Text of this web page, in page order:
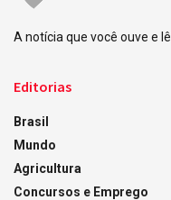
A notícia que você ouve e lê.
Editorias
Brasil
Mundo
Agricultura
Concursos e Emprego